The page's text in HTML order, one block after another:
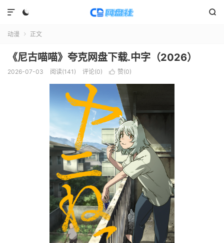
 

动漫  正文
《尼古喵喵》夸克网盘下载.中字（2026）
2026-07-03 阅读(141 ) 评论(0)  赞(0)